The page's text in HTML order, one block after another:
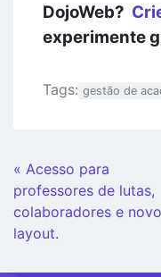
DojoWeb?
experimente
Tags: gestão de
Continue
Lendo
« Acesso para
professores de lutas,
colaboradores e novo
layout.